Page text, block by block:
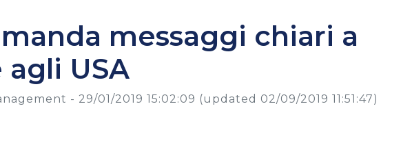
messaggi chiari a
agli USA
- 29/01/2019 15:02:09 (updated 02/09/2019 11:51:47)